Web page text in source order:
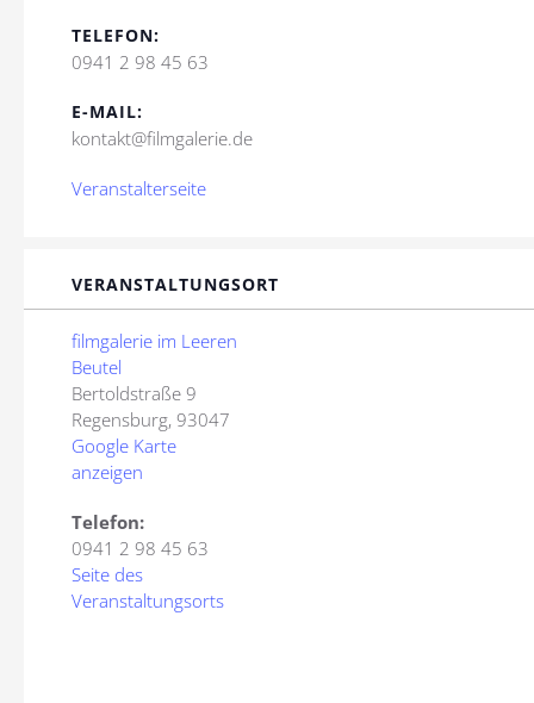
TELEFON:
0941 2 98 45 63
E-MAIL:
kontakt@filmgalerie.de
Veranstalterseite
VERANSTALTUNGSORT
filmgalerie im Leeren
Beutel
Bertoldstraße 9
Regensburg, 93047
Google Karte
anzeigen
Telefon:
0941 2 98 45 63
Seite des
Veranstaltungsorts